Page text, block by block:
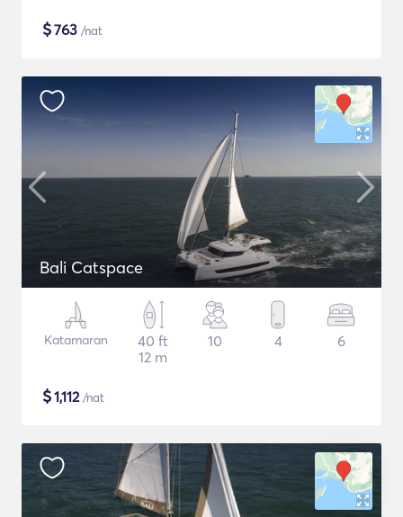
$763 /nat
Bali Catspace
Katamaran
40 ft
12 m
10 4 6
$1,112/nat